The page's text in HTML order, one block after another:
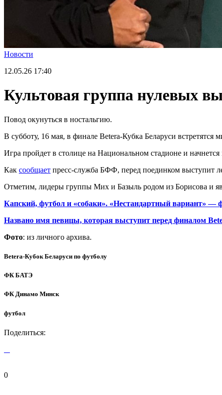
Новости
12.05.26 17:40
Культовая группа нулевых
Повод окунуться в ностальгию.
В субботу, 16 мая, в финале Betera-Кубка Беларуси
Игра пройдет в столице на Национальном стадионе и начнется
Как сообщает пресс-служба БФФ, перед поединком выступит
Отметим, лидеры группы Мих и Базыль родом из Борисова и
Капский, футбол и «собаки». «Нестандартный вариант»
Названо имя певицы, которая выступит перед финалом
Фото: из личного архива.
Betera-Кубок Беларуси по футболу
ФК БАТЭ
ФК Динамо Минск
футбол
Поделиться:
0